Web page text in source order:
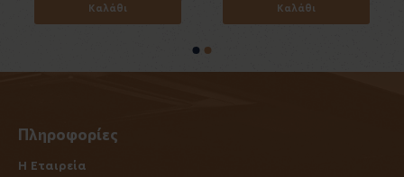
Καλάθι Καλάθι
Πληροφορίες
Η Εταιρεία